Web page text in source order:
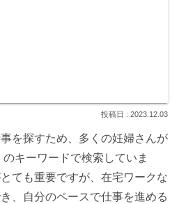
2023.12.03
を探すため、多くの妊婦さんが
のキーワードで検索していま
ても重要ですが、在宅ワークな
、自分のペースで仕事を進める